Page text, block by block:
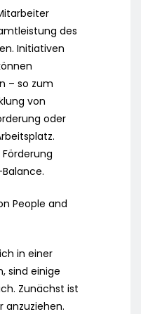
des
Initiativen
– so zum
von
oder
People and
in einer
sind einige
Zunächst ist
anzuziehen.